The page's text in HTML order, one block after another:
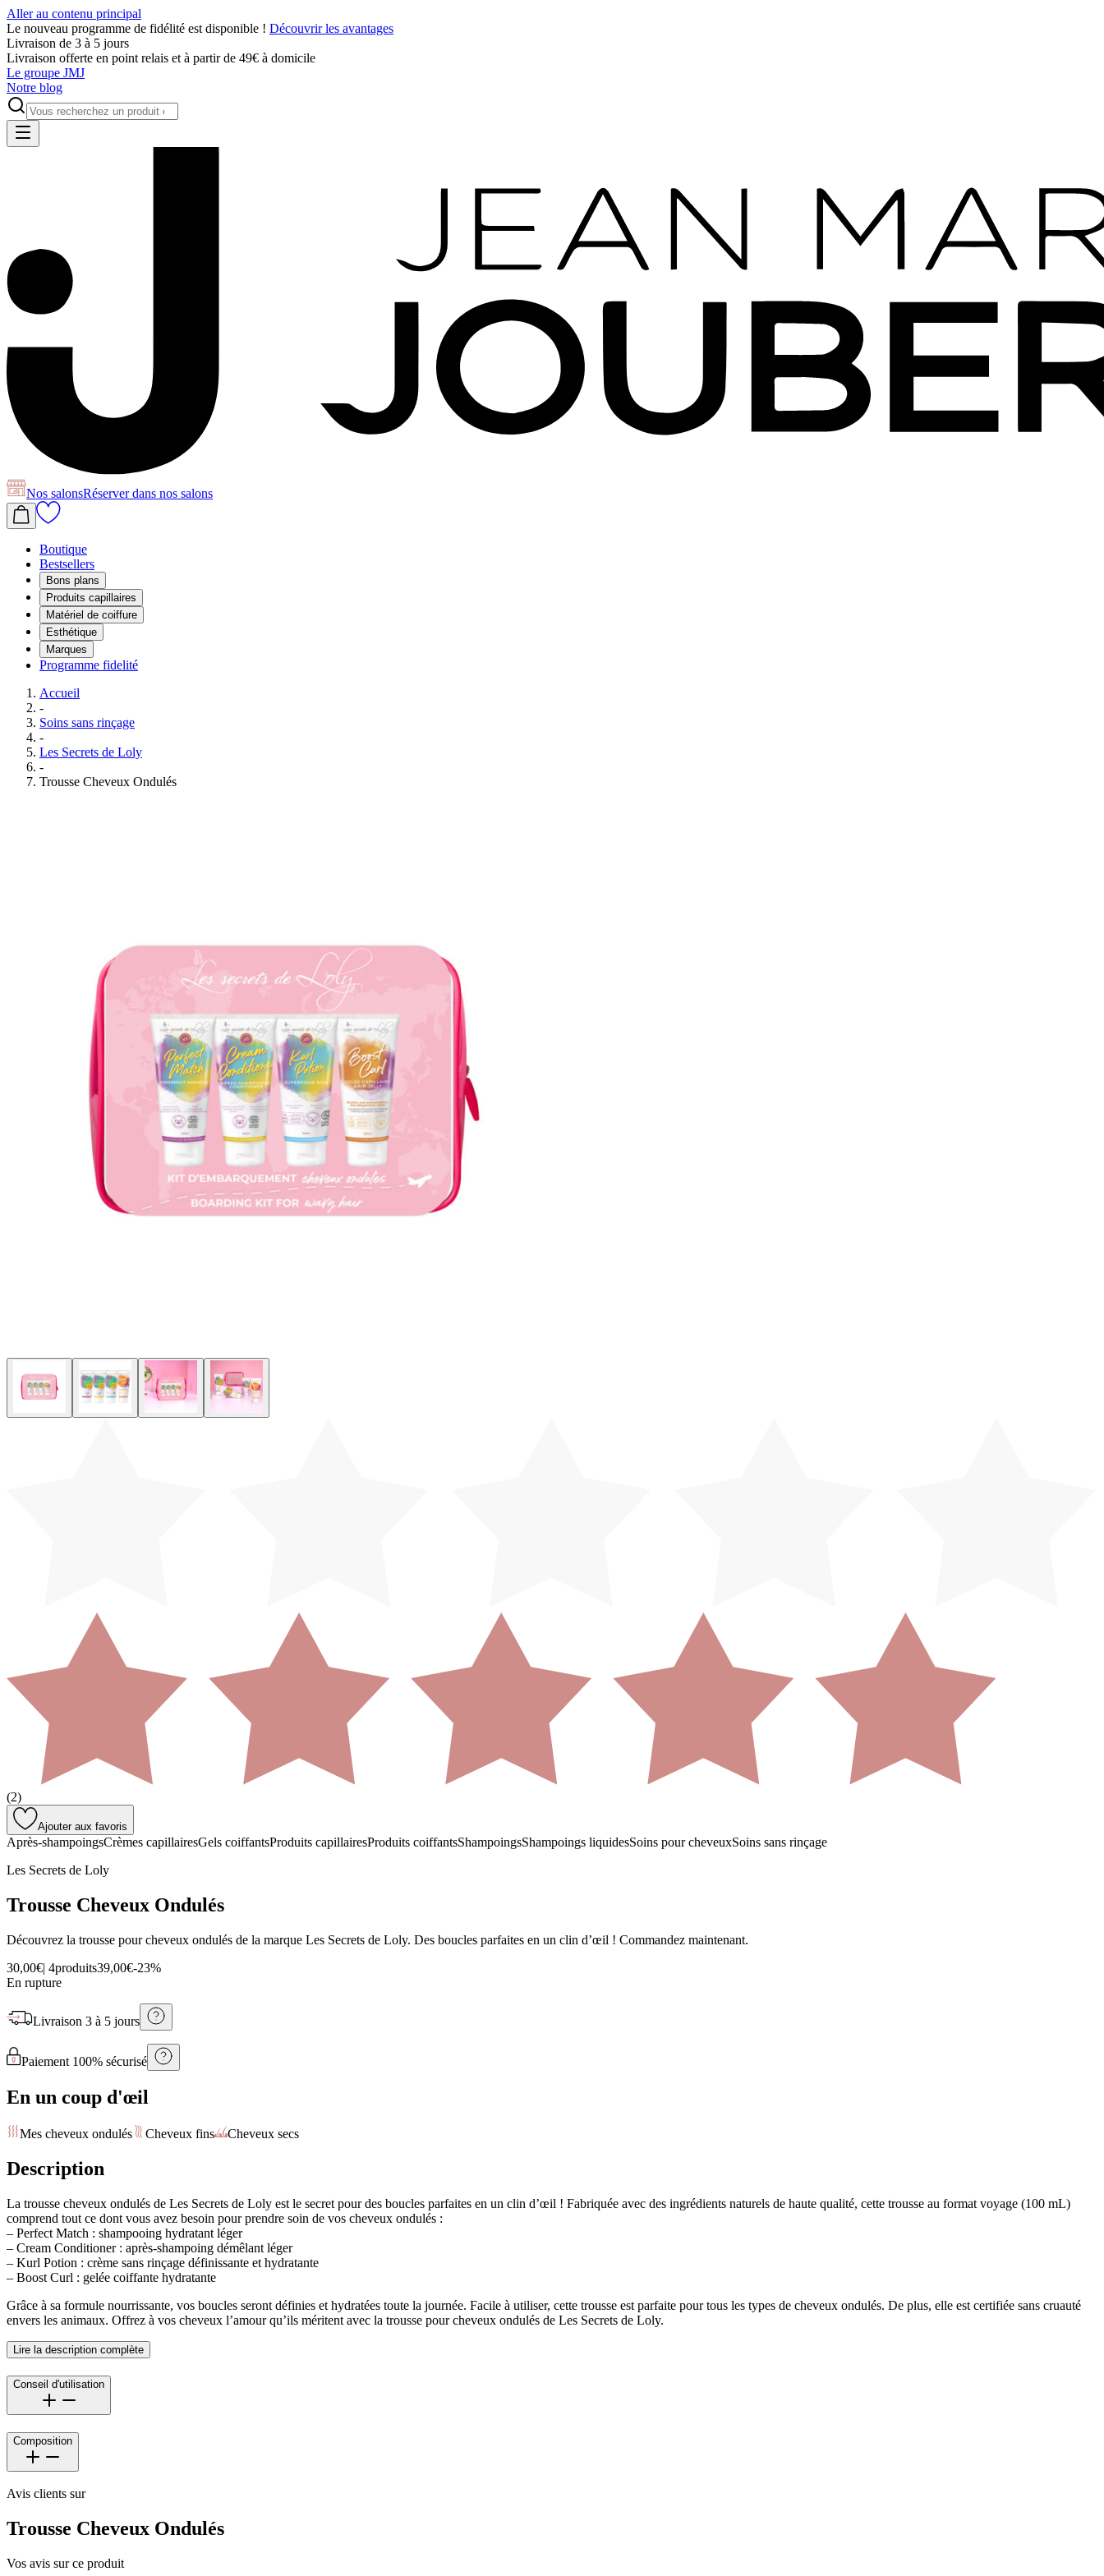
Aller au contenu principal
Le nouveau programme de fidélité est disponible ! Découvrir les avantages
Livraison de 3 à 5 jours
Livraison offerte en point relais et à partir de 49€ à domicile
Le groupe JMJ
Notre blog
Nos salonsRéserverdans nos salons
Boutique
Bestsellers
Bons plans
Produits capillaires
Matériel de coiffure
Esthétique
Marques
Programme fidelité
Accueil
-
Soins sans rinçage
-
Les Secrets de Loly
-
Trousse Cheveux Ondulés
(2)
Ajouter aux favoris
Après-shampoingsCrèmes capillairesGels coiffantsProduits capillairesProduits coiffantsShampoingsShampoings liquidesSoins pour cheveuxSoins sans rinçage
Les Secrets de Loly
Trousse Cheveux Ondulés
Découvrez la trousse pour cheveux ondulés de la marque Les Secrets de Loly. Des boucles parfaites en un clin d’œil ! Commandez maintenant.
30,00€| 4produits39,00€-23%
En rupture
Livraison 3 à 5 jours
Paiement 100% sécurisé
En un coup d'œil
Mes cheveux ondulés Cheveux fins Cheveux secs
Description
La trousse cheveux ondulés de Les Secrets de Loly est le secret pour des boucles parfaites en un clin d’œil ! Fabriquée avec des ingrédients naturels de haute qualité, cette trousse au format voyage (100 mL)
comprend tout ce dont vous avez besoin pour prendre soin de vos cheveux ondulés :
– Perfect Match : shampooing hydratant léger
– Cream Conditioner : après-shampoing démêlant léger
– Kurl Potion : crème sans rinçage définissante et hydratante
– Boost Curl : gelée coiffante hydratante
Grâce à sa formule nourrissante, vos boucles seront définies et hydratées toute la journée. Facile à utiliser, cette trousse est parfaite pour tous les types de cheveux ondulés. De plus, elle est certifiée sans cruauté
envers les animaux. Offrez à vos cheveux l’amour qu’ils méritent avec la trousse pour cheveux ondulés de Les Secrets de Loly.
Lire la description complète
Conseil d'utilisation
Composition
Avis clients sur
Trousse Cheveux Ondulés
Vos avis sur ce produit